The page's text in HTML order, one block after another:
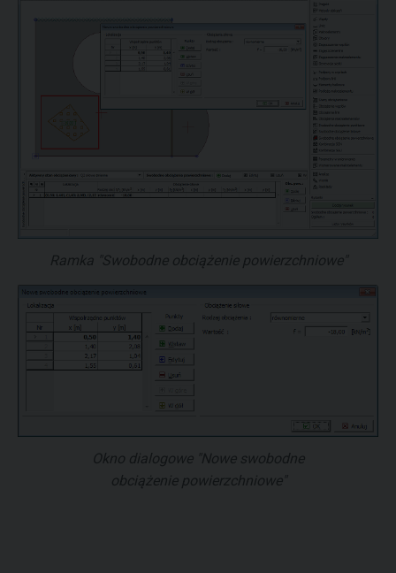
Ramka "Swobodne obciążenie powierzchniowe"
Okno dialogowe "Nowe swobodne
obciążenie powierzchniowe"